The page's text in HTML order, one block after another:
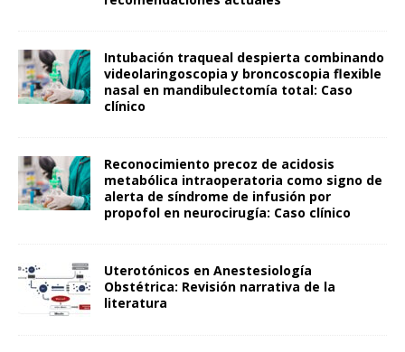
Intubación traqueal despierta combinando
videolaringoscopia y broncoscopia flexible
nasal en mandibulectomía total: Caso
clínico
Reconocimiento precoz de acidosis
metabólica intraoperatoria como signo de
alerta de síndrome de infusión por
propofol en neurocirugía: Caso clínico
Uterotónicos en Anestesiología
Obstétrica: Revisión narrativa de la
literatura